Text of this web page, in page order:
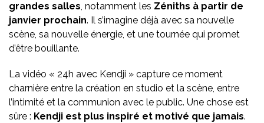
grandes salles, notamment les Zéniths à partir de
janvier prochain. Il s’imagine déjà avec sa nouvelle
scène, sa nouvelle énergie, et une tournée qui promet
d’être bouillante.
La vidéo « 24h avec Kendji » capture ce moment
charnière entre la création en studio et la scène, entre
l’intimité et la communion avec le public. Une chose est
sûre : Kendji est plus inspiré et motivé que jamais.